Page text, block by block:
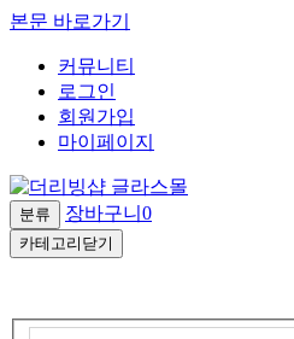
본문 바로가기
커뮤니티
로그인
회원가입
마이페이지
분류 장바구니 0
카테고리닫기
회